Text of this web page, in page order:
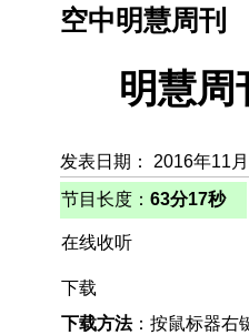
空中明慧周刊
明慧周
发表日期： 2016年11
节目长度： 63分17秒
在线收听
下载
下载方法：按鼠标器右